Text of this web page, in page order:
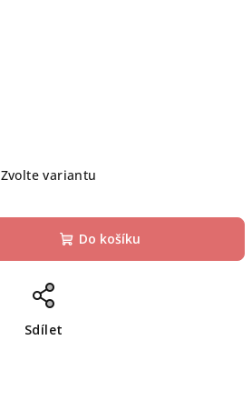
Zvolte variantu
Do košíku
Sdílet